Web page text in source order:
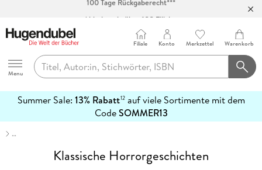
Abholung in über 100 Filialen
Hugendubel
Menu
Filiale Konto Merkzettel Warenkorb
Summer Sale: 13% Rabatt12auf viele Sortimente mit dem
CodeSOMMER13
erfahren
…
Klassische Horrorgeschichten